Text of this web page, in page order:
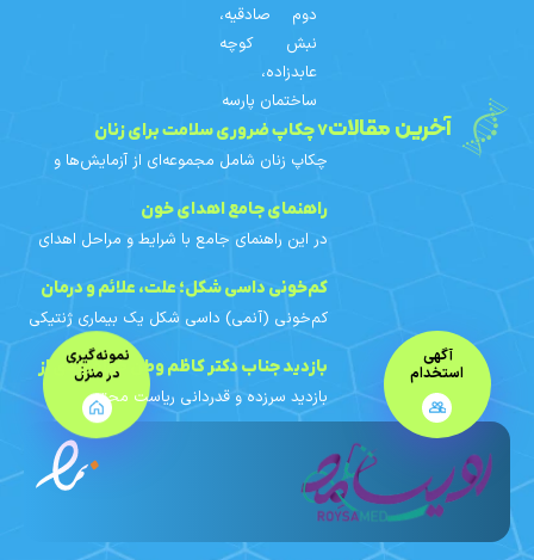
دوم صادقیه،
نبش کوچه
عابدزاده،
ساختمان پارسه
آخرین مقالات۷ چکاپ ضروری سلامت برای زنان
چکاپ زنان شامل مجموعه‌ای از آزمایش‌ها و
سابقه خانوادگی و عوامل خطر هر فرد
برنامه‌ریزی می‌شوند. در
راهنمای جامع اهدای خون
در این راهنمای جامع با شرایط و مراحل اهدای
خون بانوان، آزمایش‌های خون اهدایی، فواید و
مراقبت‌های قبل و
کم‌خونی داسی‌ شکل؛ علت، علائم و درمان
کم‌خونی (آنمی) داسی‌ شکل یک بیماری ژنتیکی
ارثی است. در این مقاله با علائم، علت ژنتیکی،
روش‌های تشخیص، الگوی وراثت و اهمیت
مشاوره ژنتیک آشنا
بازدید جناب دکتر کاظم وطن خواه یزدی از
آزمایشگاه پارسه
بازدید سرزده و قدردانی ریاست محترم
آزمایشگاه محترم مرجع سلامت، جناب دکتر
کاظم وطن خواه یزدی از مجموعه آزمایشگاه
پاتوبیولوژی و ژنتیک پارسه در این
نمونه‌گیری
در منزل
آگهی
استخدام